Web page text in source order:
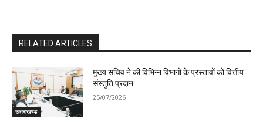
RELATED ARTICLES
उत्तराखण्ड
मुख्य सचिव ने की विभिन्न विभागों के प्रस्तावों को वित्तीय
संस्तुति प्रदान
25/07/2026